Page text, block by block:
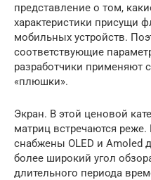
представление о том,
характеристики присущи
мобильных устройств.
соответствующие
разработчики применяют
«плюшки».
Экран. В этой ценовой
матриц встречаются
снабжены OLED и Amoled
более широкий угол
длительного периода